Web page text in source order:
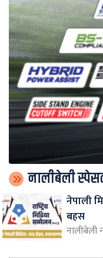
नालीबेली
नेपाली
बहस
नालीबेली